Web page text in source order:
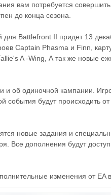
вам потребуется
до конца сезона.
Battlefront II придет 13
Captain Phasma и Finn,
A -Wing, А так же новые
и об одиночной кампании.
события будут происходить
новые задания и
Все дополнения будут
изменения от EA